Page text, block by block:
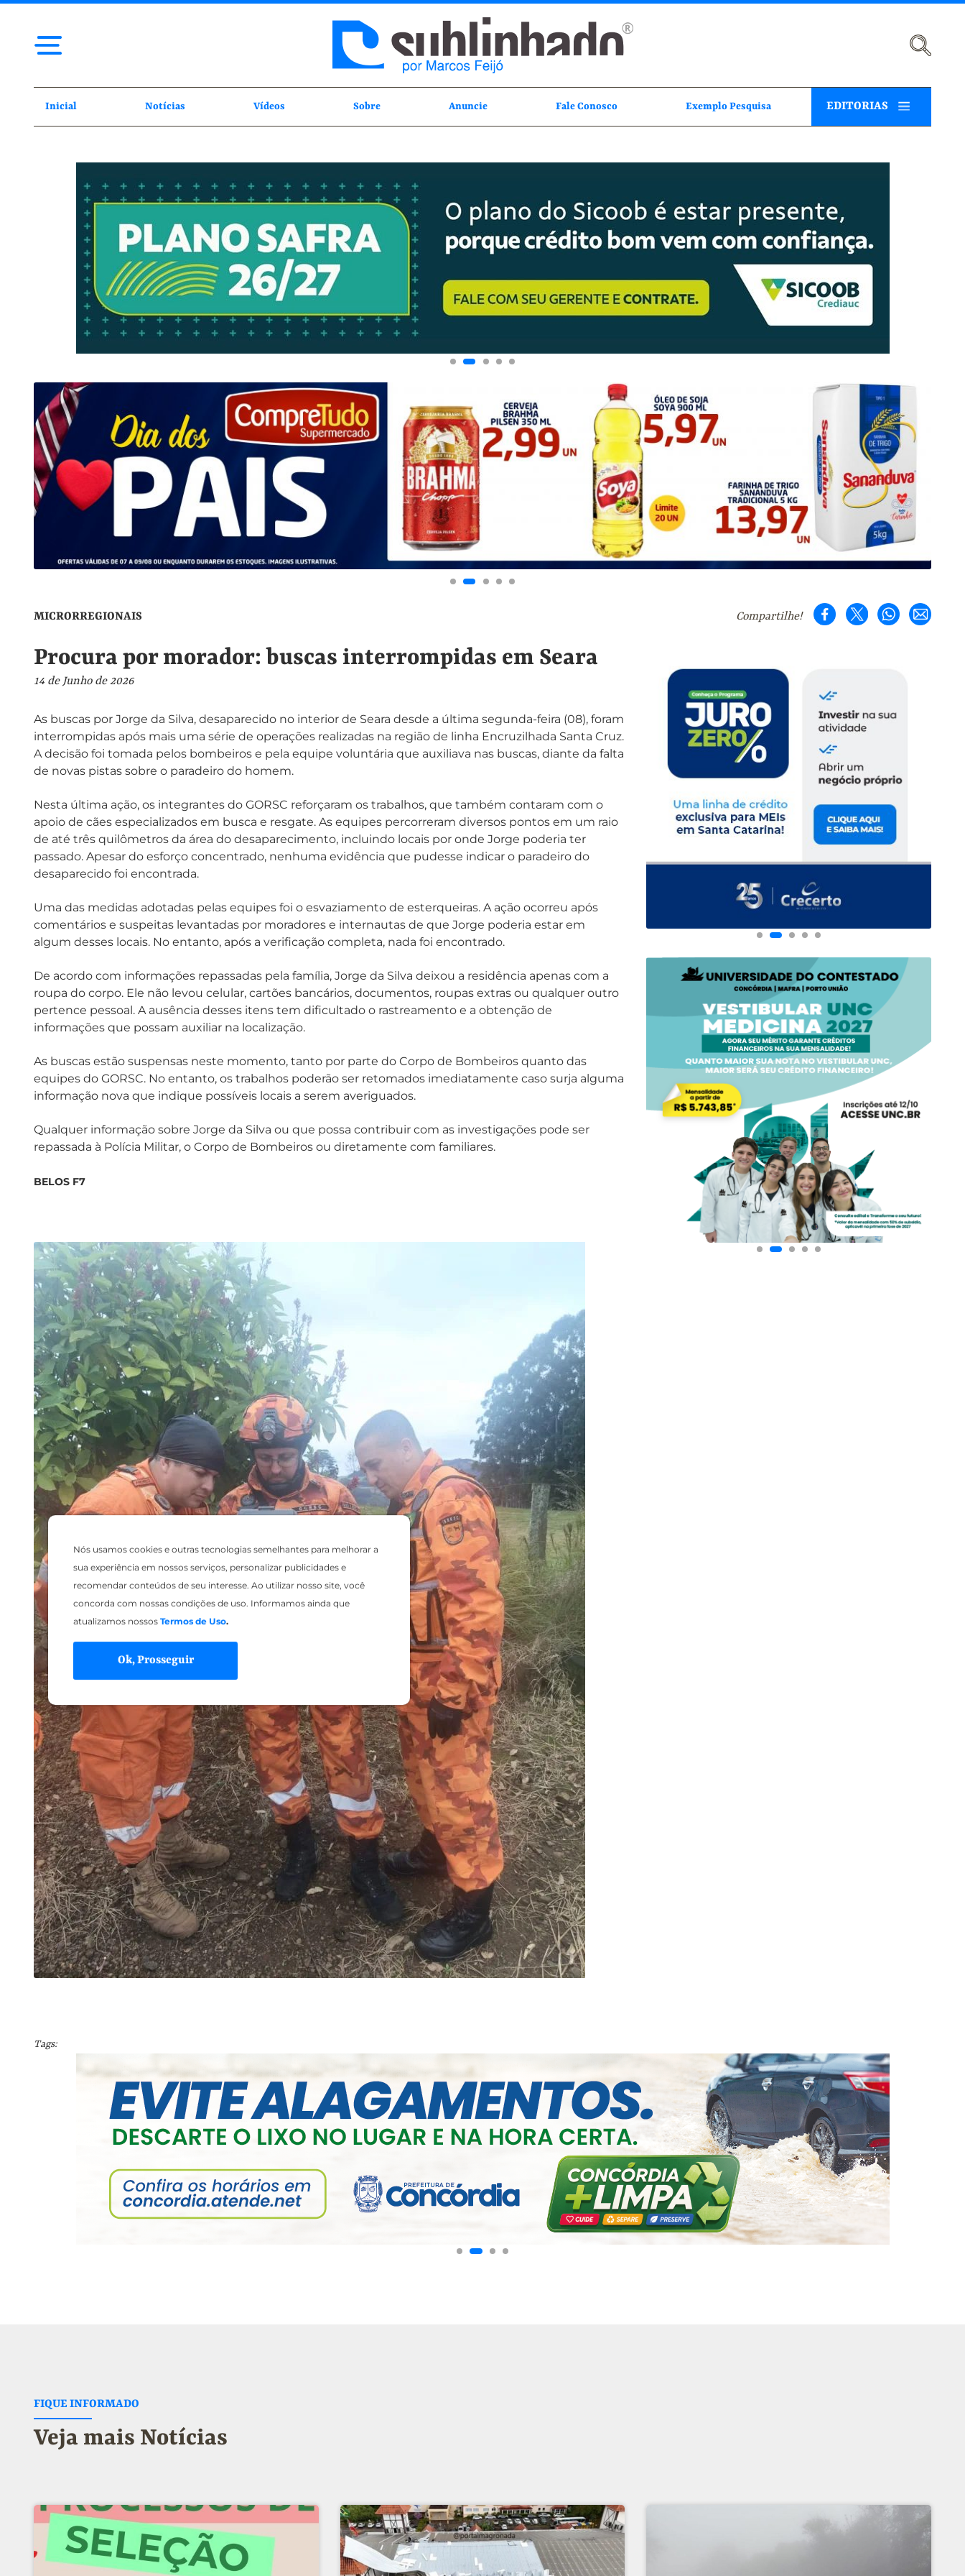
Nós usamos cookies e outras tecnologias semelhantes para melhorar a
sua experiência em nossos serviços, personalizar publicidades e
recomendar conteúdos de seu interesse. Ao utilizar nosso site, você
concorda com nossas condições de uso. Informamos ainda que
atualizamos nossosTermos de Uso.
Ok, Prosseguir
Inicial Notícias Vídeos Sobre Anuncie Fale Conosco Exemplo Pesquisa EDITORIAS
MICRORREGIONAIS Compartilhe!
Procura por morador: buscas interrompidas em Seara
14 de Junho de 2026
As buscas por Jorge da Silva, desaparecido no interior de Seara desde a última segunda-feira (08), foram
interrompidas após mais uma série de operações realizadas na região de linha Encruzilhada Santa Cruz.
A decisão foi tomada pelos bombeiros e pela equipe voluntária que auxiliava nas buscas, diante da falta
de novas pistas sobre o paradeiro do homem.
Nesta última ação, os integrantes do GORSC reforçaram os trabalhos, que também contaram com o
apoio de cães especializados em busca e resgate. As equipes percorreram diversos pontos em um raio
de até três quilômetros da área do desaparecimento, incluindo locais por onde Jorge poderia ter
passado. Apesar do esforço concentrado, nenhuma evidência que pudesse indicar o paradeiro do
desaparecido foi encontrada.
Uma das medidas adotadas pelas equipes foi o esvaziamento de esterqueiras. A ação ocorreu após
comentários e suspeitas levantadas por moradores e internautas de que Jorge poderia estar em
algum desses locais. No entanto, após a verificação completa, nada foi encontrado.
De acordo com informações repassadas pela família, Jorge da Silva deixou a residência apenas com a
roupa do corpo. Ele não levou celular, cartões bancários, documentos, roupas extras ou qualquer outro
pertence pessoal. A ausência desses itens tem dificultado o rastreamento e a obtenção de
informações que possam auxiliar na localização.
As buscas estão suspensas neste momento, tanto por parte do Corpo de Bombeiros quanto das
equipes do GORSC. No entanto, os trabalhos poderão ser retomados imediatamente caso surja alguma
informação nova que indique possíveis locais a serem averiguados.
Qualquer informação sobre Jorge da Silva ou que possa contribuir com as investigações pode ser
repassada à Polícia Militar, o Corpo de Bombeiros ou diretamente com familiares.
BELOS F7
Tags:
FIQUE INFORMADO
Veja mais Notícias